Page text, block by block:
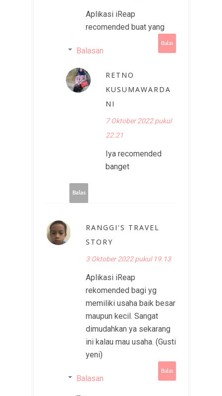
Aplikasi iReap
recomended buat yang
Balas
Balasan
RETNO
KUSUMAWARDA
NI
7 Oktober 2022 pukul
22.21
Iya recomended
banget
Balas
RANGGI'S TRAVEL
STORY
3 Oktober 2022 pukul 19.13
Aplikasi iReap
rekomended bagi yg
memiliki usaha baik besar
maupun kecil. Sangat
dimudahkan ya sekarang
ini kalau mau usaha. (Gusti
yeni)
Balas
Balasan